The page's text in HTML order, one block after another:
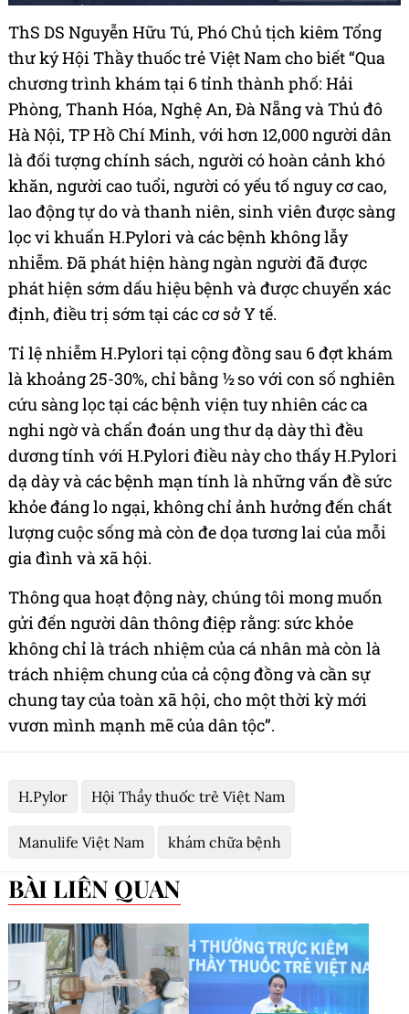
ThS DS Nguyễn Hữu Tú, Phó Chủ tịch kiêm Tổng
thư ký Hội Thầy thuốc trẻ Việt Nam cho biết “Qua
chương trình khám tại 6 tỉnh thành phố: Hải
Phòng, Thanh Hóa, Nghệ An, Đà Nẵng và Thủ đô
Hà Nội, TP Hồ Chí Minh, với hơn 12,000 người dân
là đối tượng chính sách, người có hoàn cảnh khó
khăn, người cao tuổi, người có yếu tố nguy cơ cao,
lao động tự do và thanh niên, sinh viên được sàng
lọc vi khuẩn H.Pylori và các bệnh không lẫy
nhiễm. Đã phát hiện hàng ngàn người đã được
phát hiện sớm dấu hiệu bệnh và được chuyển xác
định, điều trị sớm tại các cơ sở Y tế.
Tỉ lệ nhiễm H.Pylori tại cộng đồng sau 6 đợt khám
là khoảng 25-30%, chỉ bằng ½ so với con số nghiên
cứu sàng lọc tại các bệnh viện tuy nhiên các ca
nghi ngờ và chẩn đoán ung thư dạ dày thì đều
dương tính với H.Pylori điều này cho thấy H.Pylori
dạ dày và các bệnh mạn tính là những vấn đề sức
khỏe đáng lo ngại, không chỉ ảnh hưởng đến chất
lượng cuộc sống mà còn đe dọa tương lai của mỗi
gia đình và xã hội.
Thông qua hoạt động này, chúng tôi mong muốn
gửi đến người dân thông điệp rằng: sức khỏe
không chỉ là trách nhiệm của cá nhân mà còn là
trách nhiệm chung của cả cộng đồng và cần sự
chung tay của toàn xã hội, cho một thời kỳ mới
vươn mình mạnh mẽ của dân tộc”.
H.Pylor Hội Thầy thuốc trẻ Việt Nam
Manulife Việt Nam khám chữa bệnh
BÀI LIÊN QUAN